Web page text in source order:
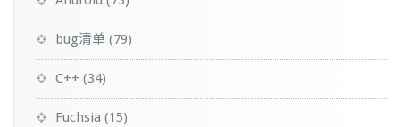
bug清单 (79)
C++ (34)
Fuchsia (15)